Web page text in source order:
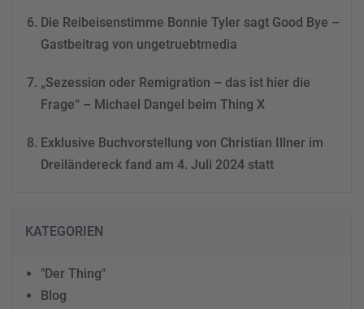
Die Reibeisenstimme Bonnie Tyler sagt Good Bye –
Gastbeitrag von ungetruebtmedia
„Sezession oder Remigration – das ist hier die
Frage“ – Michael Dangel beim Thing X
Exklusive Buchvorstellung von Christian Illner im
Dreiländereck fand am 4. Juli 2024 statt
KATEGORIEN
"Der Thing"
Blog